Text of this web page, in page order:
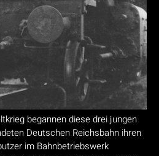
begannen diese drei jungen
Deutschen Reichsbahn ihren
im Bahnbetriebswerk